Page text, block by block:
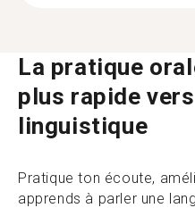
La pratique
plus rapide
linguistique
Pratique ton écoute,
apprends à parler une